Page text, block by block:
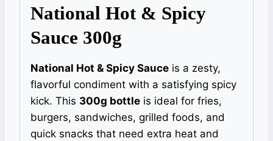
National Hot & Spicy
Sauce 300g
National Hot & Spicy Sauce is a zesty,
flavorful condiment with a satisfying spicy
kick. This 300g bottle is ideal for fries,
burgers, sandwiches, grilled foods, and
quick snacks that need extra heat and